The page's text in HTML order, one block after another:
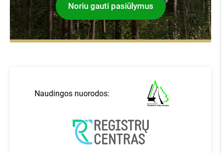
Noriu gauti pasiūlymus
Naudingos nuorodos: